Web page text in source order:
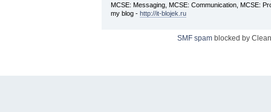
MCSE: Messaging, MCSE: Communication, MCSE:
my blog -http://it-blojek.ru
SMF spam blocked by